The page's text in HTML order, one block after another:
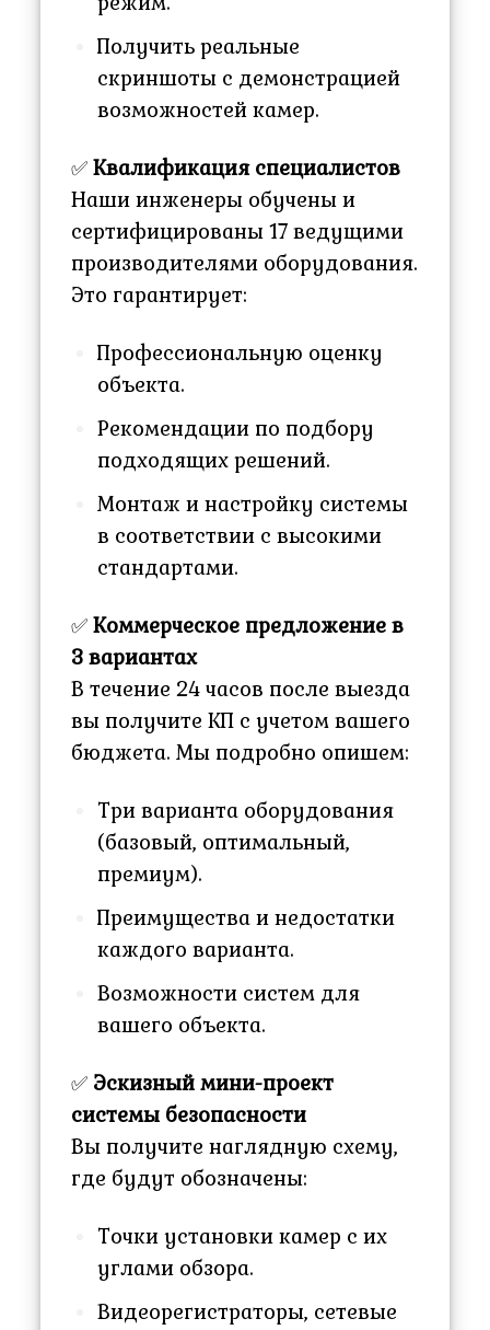
Получить реальные
скриншоты с демонстрацией
возможностей камер.
✅ Квалификация специалистов
Наши инженеры обучены и
сертифицированы 17 ведущими
производителями оборудования.
Это гарантирует:
Профессиональную оценку
объекта.
Рекомендации по подбору
подходящих решений.
Монтаж и настройку системы
в соответствии с высокими
стандартами.
✅ Коммерческое предложение в
3 вариантах
В течение 24 часов после выезда
вы получите КП с учетом вашего
бюджета. Мы подробно опишем:
Три варианта оборудования
(базовый, оптимальный,
премиум).
Преимущества и недостатки
каждого варианта.
Возможности систем для
вашего объекта.
✅ Эскизный мини-проект
системы безопасности
Вы получите наглядную схему,
где будут обозначены:
Точки установки камер с их
углами обзора.
Видеорегистраторы, сетевые